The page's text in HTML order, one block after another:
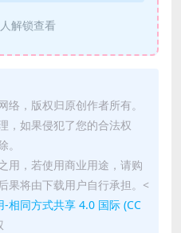
人解锁查看
，版权归原创作者所有。
，如果侵犯了您的合法权
用，若使用商业用途，请购
果将由下载用户自行承担。<
-相同方式共享 4.0 国际 (CC